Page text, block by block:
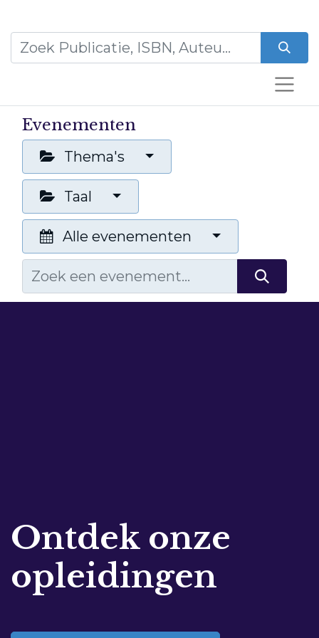
Evenementen
Thema's
Taal
Alle evenementen
Ontdek onze
opleidingen